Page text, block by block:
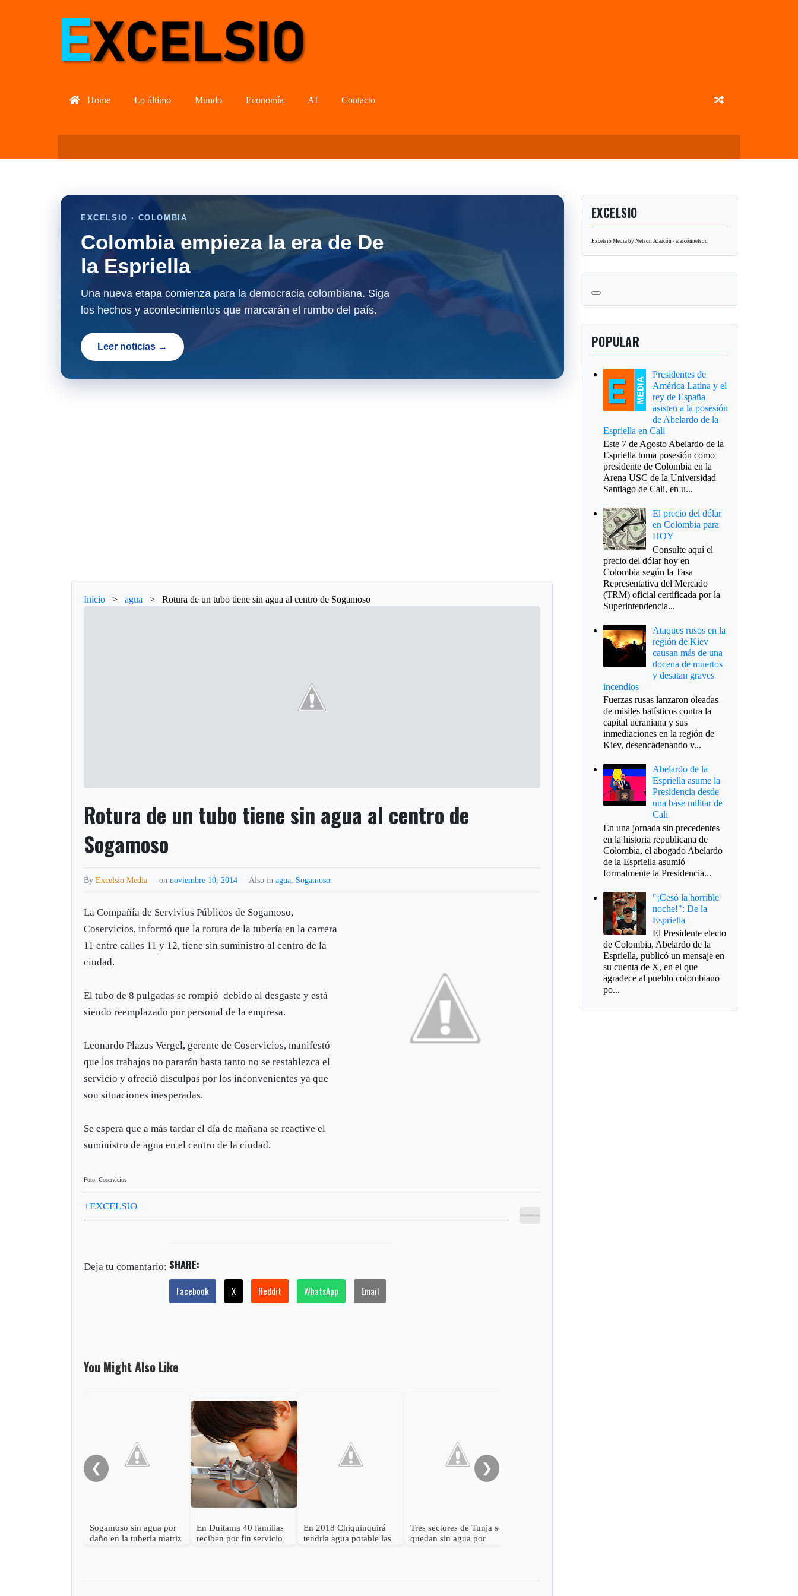
Home Lo último Mundo Economía AI Contacto
EXCELSIO · COLOMBIA
Colombia empieza la era de De
la Espriella
Una nueva etapa comienza para la democracia colombiana. Siga
los hechos y acontecimientos que marcarán el rumbo del país.
Leer noticias →
Inicio > agua > Rotura de un tubo tiene sin agua al centro de Sogamoso
Rotura de un tubo tiene sin agua al centro de
Sogamoso
ByExcelsio Media onnoviembre 10, 2014 Also inagua Sogamoso
La Compañía de Servivios Públicos de Sogamoso,
Coservicios, informó que la rotura de la tubería en la carrera
11 entre calles 11 y 12, tiene sin suministro al centro de la
ciudad.
El tubo de 8 pulgadas se rompió debido al desgaste y está
siendo reemplazado por personal de la empresa.
Leonardo Plazas Vergel, gerente de Coservicios, manifestó
que los trabajos no pararán hasta tanto no se restablezca el
servicio y ofreció disculpas por los inconvenientes ya que
son situaciones inesperadas.
Se espera que a más tardar el día de mañana se reactive el
suministro de agua en el centro de la ciudad.
Foto: Coservicios
+EXCELSIO
Deja tu comentario: SHARE:
Facebook X Reddit WhatsApp Email
You Might Also Like
❮
Sogamoso sin agua por
daño en la tubería matriz
En Duitama 40 familias
reciben por fin servicio
En 2018 Chiquinquirá
tendría agua potable las
Tres sectores de Tunja se
quedan sin agua por
❯
EXCELSIO
Excelsio Media by Nelson Alarcón - alarcónnelson
POPULAR
Presidentes de
América Latina y el
rey de España
asisten a la posesión
de Abelardo de la
Espriella en Cali
Este 7 de Agosto Abelardo de la
Espriella toma posesión como
presidente de Colombia en la
Arena USC de la Universidad
Santiago de Cali, en u...
El precio del dólar
en Colombia para
HOY
Consulte aquí el
precio del dólar hoy en
Colombia según la Tasa
Representativa del Mercado
(TRM) oficial certificada por la
Superintendencia...
Ataques rusos en la
región de Kiev
causan más de una
docena de muertos
y desatan graves
incendios
Fuerzas rusas lanzaron oleadas
de misiles balísticos contra la
capital ucraniana y sus
inmediaciones en la región de
Kiev, desencadenando v...
Abelardo de la
Espriella asume la
Presidencia desde
una base militar de
Cali
En una jornada sin precedentes
en la historia republicana de
Colombia, el abogado Abelardo
de la Espriella asumió
formalmente la Presidencia...
"¡Cesó la horrible
noche!": De la
Espriella
El Presidente electo
de Colombia, Abelardo de la
Espriella, publicó un mensaje en
su cuenta de X, en el que
agradece al pueblo colombiano
po...